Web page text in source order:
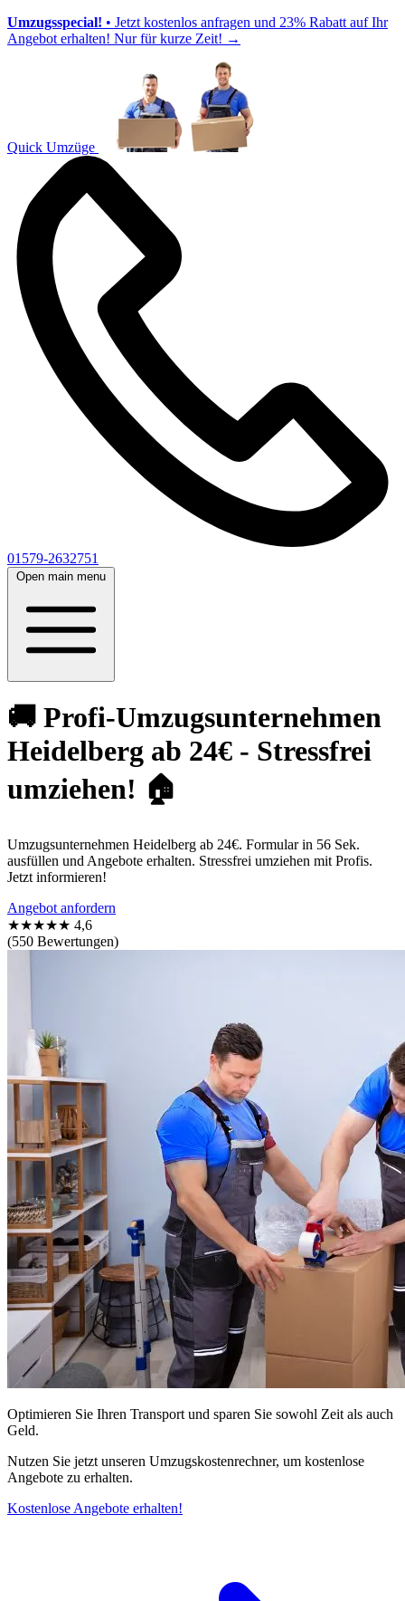
Umzugsspecial! • Jetzt kostenlos anfragen und 23% Rabatt auf Ihr
Angebot erhalten! Nur für kurze Zeit! →
Quick Umzüge
01579-2632751
Open main menu
🚚 Profi-Umzugsunternehmen
Heidelberg ab 24€ - Stressfrei
umziehen! 🏠
Umzugsunternehmen Heidelberg ab 24€. Formular in 56 Sek.
ausfüllen und Angebote erhalten. Stressfrei umziehen mit Profis.
Jetzt informieren!
Angebot anfordern
★★★★★ 4,6
(550 Bewertungen)
Optimieren Sie Ihren Transport und sparen Sie sowohl Zeit als auch
Geld.
Nutzen Sie jetzt unseren Umzugskostenrechner, um kostenlose
Angebote zu erhalten.
Kostenlose Angebote erhalten!